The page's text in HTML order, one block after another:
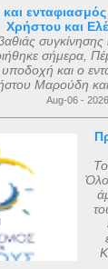
Χρήστου και
σήμερα,
και ο
Μαρούδη
Aug-06 - 2026